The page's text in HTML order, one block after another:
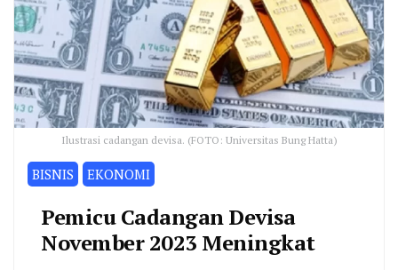
Ilustrasi cadangan devisa. (FOTO: Universitas Bung Hatta)
BISNIS EKONOMI
Pemicu Cadangan Devisa
November 2023 Meningkat